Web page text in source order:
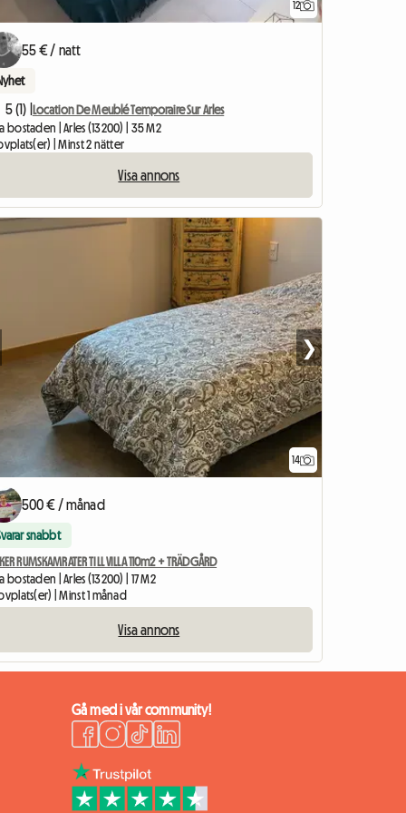
12
55 € / natt
5 (1) |
Location De Meublé Temporaire Sur Arles
bostaden | Arles (13200) | 35 M2
| Minst 2 nätter
Visa annons
14
❯
500 € / månad
snabbt
RUMSKAMRATER TILL VILLA 110m2 + TRÄDGÅRD
bostaden | Arles (13200) | 17 M2
| Minst 1 månad
Visa annons
Gå med i vår community!